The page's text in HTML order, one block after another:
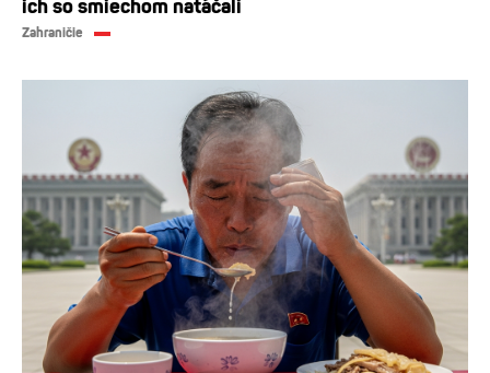
ich so smiechom natáčali
Zahraničie